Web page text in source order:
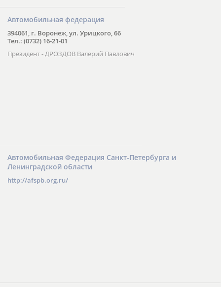
Автомобильная федерация
394061, г. Воронеж, ул. Урицкого, 66
Тел.: (0732) 16-21-01
Президент - ДРОЗДОВ Валерий Павлович
Автомобильная Федерация Санкт-Петербурга и
Ленинградской области
http://afspb.org.ru/